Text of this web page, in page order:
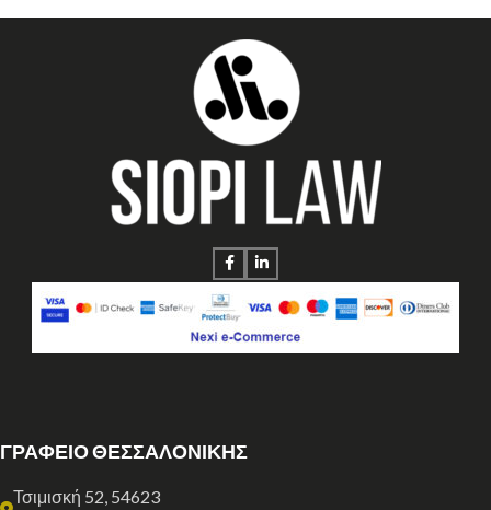
ΓΡΑΦΕΙΟ ΘΕΣΣΑΛΟΝΙΚΗΣ
Τσιμισκή 52, 54623